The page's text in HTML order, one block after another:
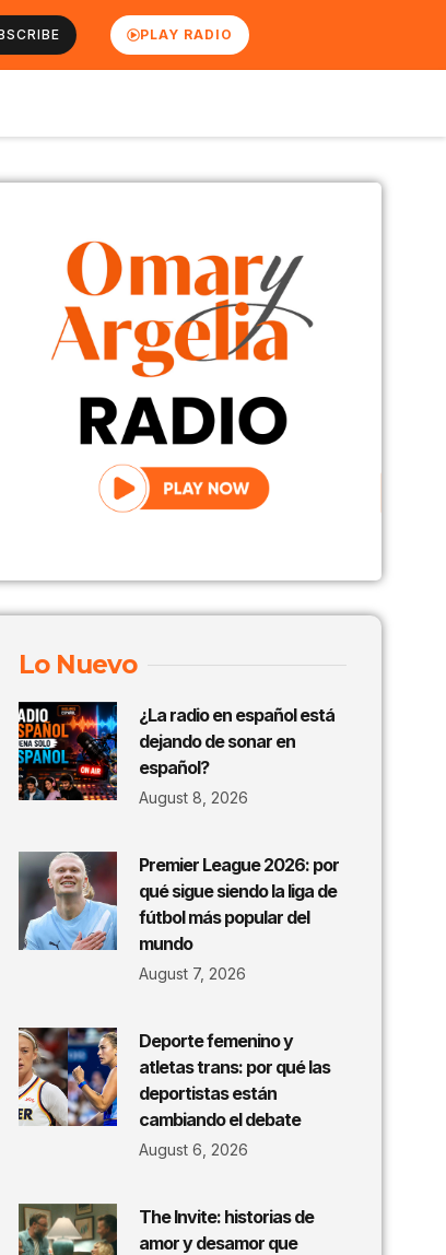
PLAY RADIO
Lo Nuevo
¿La radio en español está
dejando de sonar en
español?
August 8, 2026
Premier League 2026: por
qué sigue siendo la liga de
fútbol más popular del
mundo
August 7, 2026
Deporte femenino y
atletas trans: por qué las
deportistas están
cambiando el debate
August 6, 2026
The Invite: historias de
amor y desamor que